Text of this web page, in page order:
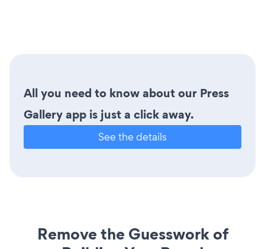
All you need to know about our Press
Gallery app is just a click away.
See the details
Remove the Guesswork of